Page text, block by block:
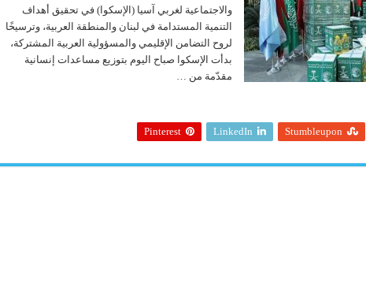
والاجتماعية لغربي آسيا (الإسكوا) في تحقيق أهداف
التنمية المستدامة في لبنان والمنطقة العربية، وترسيخًا
لروح التضامن الإقليمي والمسؤولية العربية المشتركة،
بدأت الإسكوا صباح اليوم بتوزيع مساعدات إنسانية
مقدّمة من …
Stumbleupon
LinkedIn
Pinterest